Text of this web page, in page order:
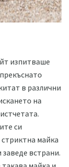
изпитваше
в различни
на
си
майка
встрани.